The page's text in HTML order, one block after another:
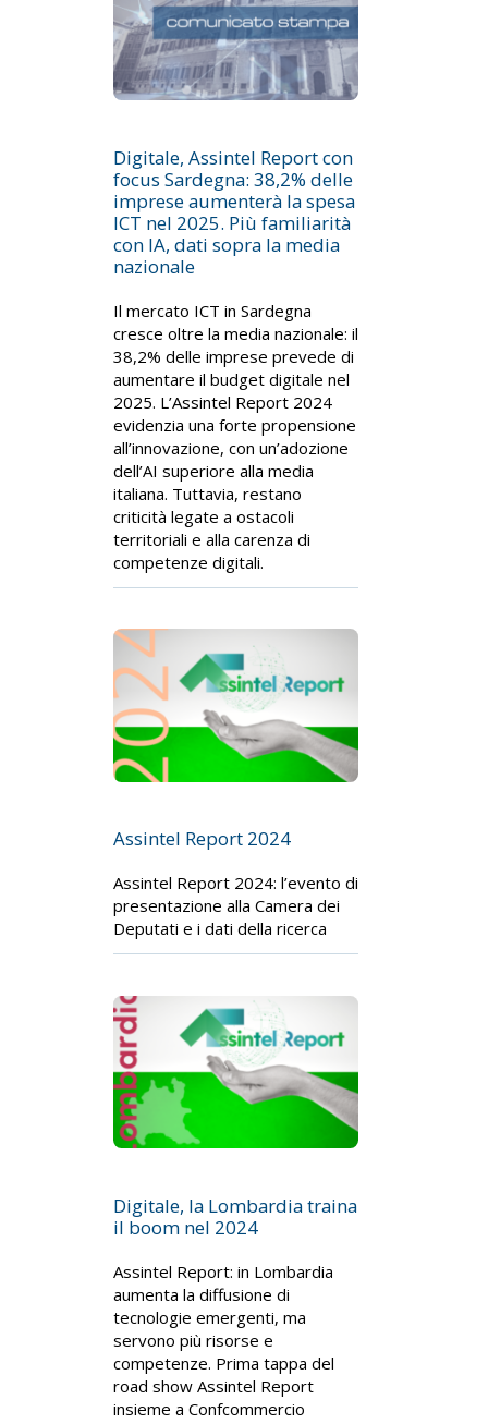
Digitale, Assintel Report con
focus Sardegna: 38,2% delle
imprese aumenterà la spesa
ICT nel 2025. Più familiarità
con IA, dati sopra la media
nazionale
Il mercato ICT in Sardegna
cresce oltre la media nazionale: il
38,2% delle imprese prevede di
aumentare il budget digitale nel
2025. L’Assintel Report 2024
evidenzia una forte propensione
all’innovazione, con un’adozione
dell’AI superiore alla media
italiana. Tuttavia, restano
criticità legate a ostacoli
territoriali e alla carenza di
competenze digitali.
Assintel Report 2024
Assintel Report 2024: l’evento di
presentazione alla Camera dei
Deputati e i dati della ricerca
Digitale, la Lombardia traina
il boom nel 2024
Assintel Report: in Lombardia
aumenta la diffusione di
tecnologie emergenti, ma
servono più risorse e
competenze. Prima tappa del
road show Assintel Report
insieme a Confcommercio